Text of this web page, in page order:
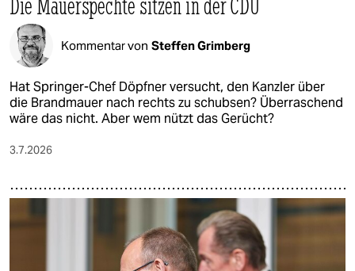
Die Mauerspechte sitzen in der CDU
Kommentar von Steffen Grimberg
Hat Springer-Chef Döpfner versucht, den Kanzler über
die Brandmauer nach rechts zu schubsen? Überraschend
wäre das nicht. Aber wem nützt das Gerücht?
3.7.2026